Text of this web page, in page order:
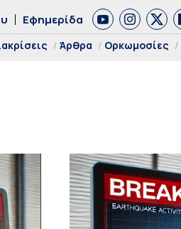
Εφημερίδα
Άρθρα Ορκωμοσίες